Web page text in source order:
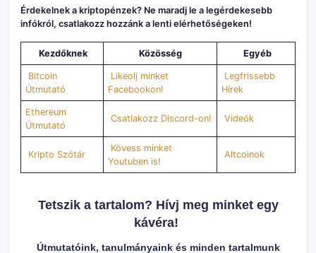
Érdekelnek a kriptopénzek? Ne maradj le a legérdekesebb
infókról, csatlakozz hozzánk a lenti elérhetőségeken!
Kezdőknek Közösség Egyéb
Bitcoin
Útmutató
Likeolj minket
Facebookon!
Legfrissebb
Hírek
Ethereum
Útmutató
Csatlakozz Discord-on! Videók
Kripto Szótár
Kövess minket
Youtuben is!
Altcoinok
Tetszik a tartalom? Hívj meg minket egy
kávéra!
Útmutatóink, tanulmányaink és minden tartalmunk